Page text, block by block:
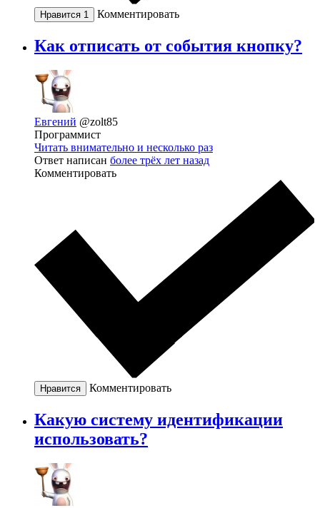
Нравится 1 Комментировать
Как отписать от события кнопку?
Евгений @zolt85
Программист
Читать внимательно и несколько раз
Ответ написан более трёх лет назад
Комментировать
Нравится Комментировать
Какую систему идентификации
использовать?